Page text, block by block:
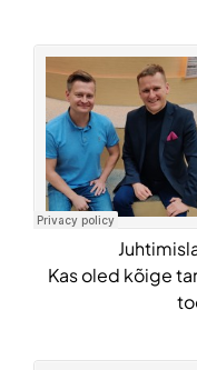
Kas oled kõige